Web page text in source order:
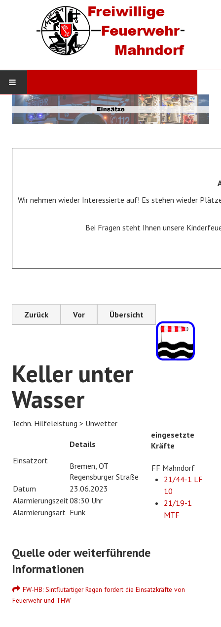
STARTSEITE
DIE WEHR
Jugendfeuerwehr
KINDERFEUERWEHR
Bildergalerie
Wir nehmen wieder Interessierte auf! Es stehen wieder
Bei Fragen steht Ihnen unsere
Zurück Vor Übersicht
Keller unter
Wasser
Techn. Hilfeleistung > Unwetter
Einsatzort
Details
Bremen, OT
Regensburger Straße
Datum
23.06.2023
Alarmierungszeit08:30 Uhr
Alarmierungsart Funk
eingesetzte
Kräfte
FF Mahndorf
21/44-1 LF
10
21/19-1
MTF
Quelle oder weiterführende
Informationen
FW-HB: Sintflutartiger Regen fordert die Einsatzkräfte von
Feuerwehr und THW